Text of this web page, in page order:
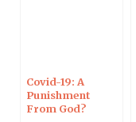
Covid-19: A
Punishment
From God?